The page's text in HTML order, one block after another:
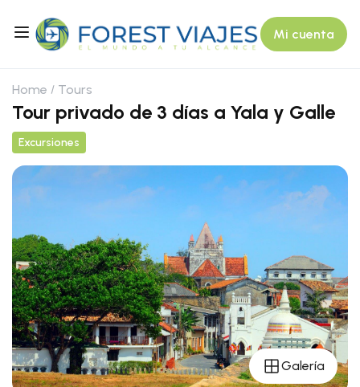
Mi cuenta
Home Tours
Tour privado de 3 días a Yala y Galle
Excursiones
Galería